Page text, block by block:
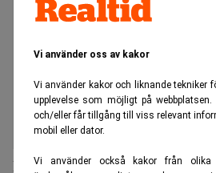
Vi använder oss av kakor
Vi använder kakor och liknande tekniker
upplevelse som möjligt på
och/eller får tillgång till viss relevant
mobil eller dator.
Vi använder också kakor från
EQT investerar i Bygghemma